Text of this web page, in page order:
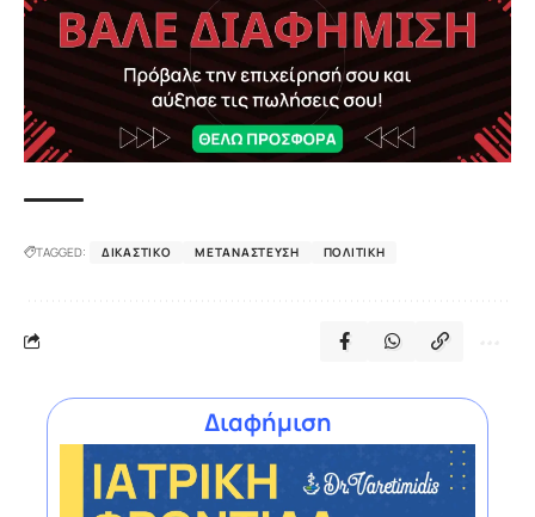
TAGGED: ΔΙΚΑΣΤΙΚΌ ΜΕΤΑΝΆΣΤΕΥΣΗ ΠΟΛΙΤΙΚΉ
Διαφήμιση